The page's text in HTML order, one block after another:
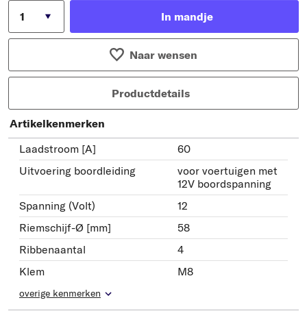
In mandje
Naar wensen
Productdetails
Artikelkenmerken
Laadstroom [A]
60
Uitvoering boordleiding
voor voertuigen met
12V boordspanning
Spanning (Volt)
12
Riemschijf-Ø [mm]
58
Ribbenaantal
4
Klem
M8
overige kenmerken